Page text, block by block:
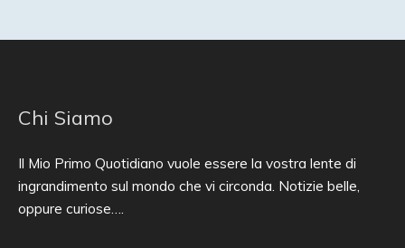
Chi Siamo
Il Mio Primo Quotidiano vuole essere la vostra lente di
ingrandimento sul mondo che vi circonda. Notizie belle,
oppure curiose….